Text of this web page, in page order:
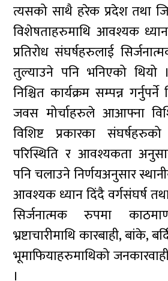
त्यसको साथै हरेक प्रदेश तथा
विशेषताहरुमाथि आवश्यक
प्रतिरोध संघर्षहरुलाई
तुल्याउने पनि भनिएको थियो
निश्चित कार्यक्रम सम्पन्न
जवस मोर्चाहरुले आआफ्ना
विशिष्ट प्रकारका
परिस्थिति र आवश्यकता
पनि चलाउने निर्णयअनुसार
आवश्यक ध्यान दिंदै वर्गसंघर्ष
सिर्जनात्मक रुपमा
भ्रष्टाचारीमाथि कारबाही, बांके,
भूमाफियाहरुमाथिको
।